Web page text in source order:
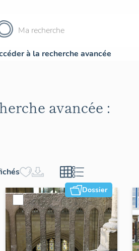
à la recherche avancée
avancée :
Dossier